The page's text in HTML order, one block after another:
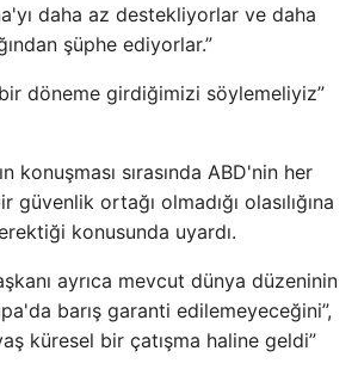
daha az destekliyorlar ve daha
şüphe ediyorlar.”
döneme girdiğimizi söylemeliyiz”
konuşması sırasında ABD'nin her
ortağı olmadığı olasılığına
konusunda uyardı.
ayrıca mevcut dünya düzeninin
barış garanti edilemeyeceğini”,
küresel bir çatışma haline geldi”